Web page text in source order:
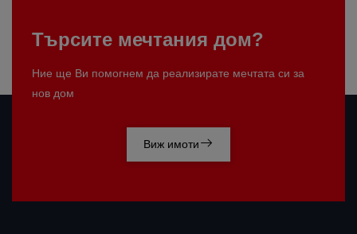
Търсите мечтания дом?
Ние ще Ви помогнем да реализирате мечтата си за
нов дом
Виж имоти